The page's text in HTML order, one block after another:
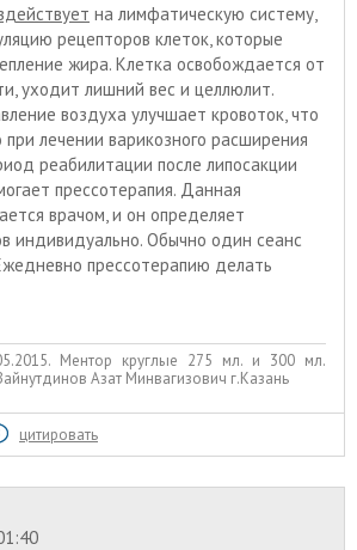
на лимфатическую систему,
рецепторов клеток, которые
жира. Клетка освобождается от
уходит лишний вес и целлюлит.
воздуха улучшает кровоток, что
лечении варикозного расширения
реабилитации после липосакции
прессотерапия. Данная
врачом, и он определяет
индивидуально. Обычно один сеанс
прессотерапию делать
Ментор круглые 275 мл. и 300 мл.
Азат Минвагизович г.Казань
цитировать